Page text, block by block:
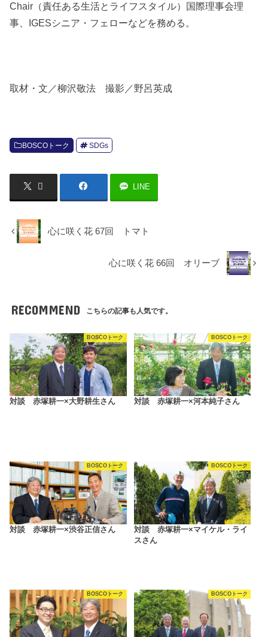
Chair（責任ある生活とライフスタイル）国際理事会理
事、IGESシニア・フェローなどを務める。
取材・文／柳沢敬法 撮影／野呂英成
BOSCOトーク SDGs
LINE
心に咲く花 67回 トマト
心に咲く花 66回 オリーブ
RECOMMEND こちらの記事も人気です。
BOSCOトーク
対談 赤塚耕一×大野耕生さん
BOSCOトーク
対談 赤塚耕一×河本純子さん
BOSCOトーク
対談 赤塚耕一×渋谷正信さん
BOSCOトーク
対談 赤塚耕一×マイケル・ライ
スさん
BOSCOトーク BOSCOトーク